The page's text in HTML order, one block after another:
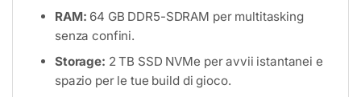
RAM: 64 GB DDR5-SDRAM per multitasking
senza confini.
Storage: 2 TB SSD NVMe per avvii istantanei e
spazio per le tue build di gioco.